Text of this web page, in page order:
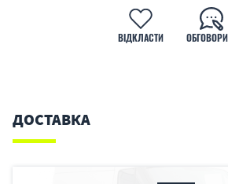
ВІДКЛАСТИ
ДОСТАВКА